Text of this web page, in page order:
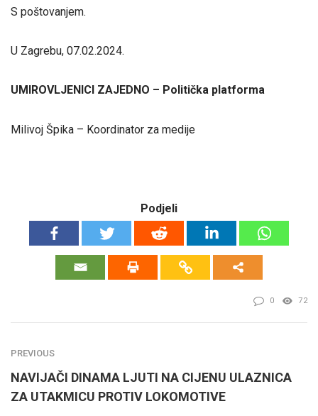
S poštovanjem.
U Zagrebu, 07.02.2024.
UMIROVLJENICI ZAJEDNO – Politička platforma
Milivoj Špika – Koordinator za medije
Podjeli
0 72
PREVIOUS
NAVIJAČI DINAMA LJUTI NA CIJENU ULAZNICA
ZA UTAKMICU PROTIV LOKOMOTIVE